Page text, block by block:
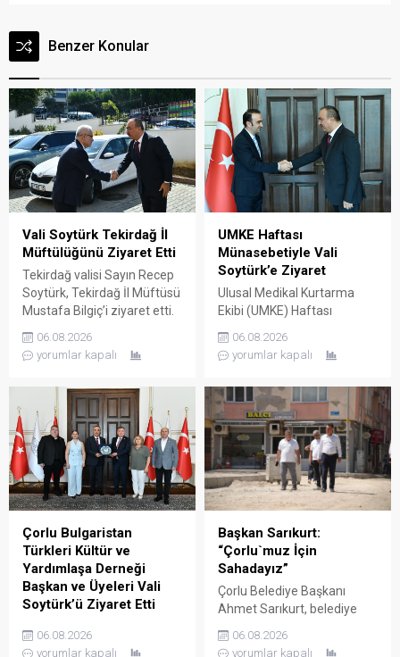
Benzer Konular
Vali Soytürk Tekirdağ İl
Müftülüğünü Ziyaret Etti
Tekirdağ valisi Sayın Recep
Soytürk, Tekirdağ İl Müftüsü
Mustafa Bilgiç’i ziyaret etti.
Ziyaret sırasında İl Müftüsü
Bilgiç ve Tekirdağ İl
Müftülüğü personeli
Soytürk ardından İl Müftüsü
Bilgiç ile bir süre görüşerek
müftülüğün çalışma ve
faaliyetleri hakkında bilgi
aldı. Günün anısına hatıra
fotoğrafı çekilmesinin
ardından ziyaret sona erdi.
06.08.2026
yorumlar kapalı
UMKE Haftası
Münasebetiyle Vali
Soytürk’e Ziyaret
Ulusal Medikal Kurtarma
Ekibi (UMKE) Haftası
Münasebetiyle İl Sağlık
Müdürü Uzm. Dr. Lütfi
Çağatay Onar, Sağlık
Mustafa Dönmez ve UMKE
çalışanları, Tekirdağ valisi
Sayın Recep Soytürk’ü
makamında ziyaret etti.
Ziyaret sırasında İl Sağlık
Müdürü Onar, UMKE Haftası
münasebetiyle
düzenlenecek etkinlikler
hakkında Vali Soytürk’e bilgi
verdi. Ziyaretten...
06.08.2026
yorumlar kapalı
Çorlu Bulgaristan
Türkleri Kültür ve
Yardımlaşa Derneği
Başkan ve Üyeleri Vali
Soytürk’ü Ziyaret Etti
Kültür ve Yardımlaşa
06.08.2026
yorumlar kapalı
Başkan Sarıkurt:
“Çorlu`muz İçin
Sahadayız”
Çorlu Belediye Başkanı
Ahmet Sarıkurt, belediye
faaliyetlerini yerinde
denetlemek ve
06.08.2026
yorumlar kapalı